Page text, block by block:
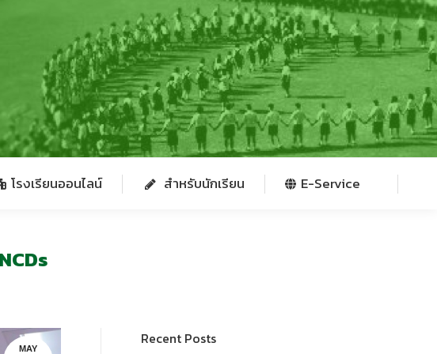
โรงเรียนออนไลน์ สำหรับนักเรียน E-Service
MAY
Recent Posts
โรงเรียนออนไลน์ สำหรับนักเรียน E-Service